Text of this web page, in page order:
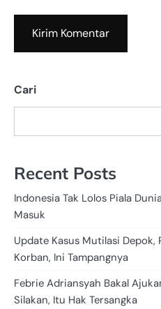
Cari
Recent Posts
Indonesia Tak Lolos Piala
Masuk
Update Kasus Mutilasi Depok,
Korban, Ini Tampangnya
Febrie Adriansyah Bakal
Silakan, Itu Hak Tersangka